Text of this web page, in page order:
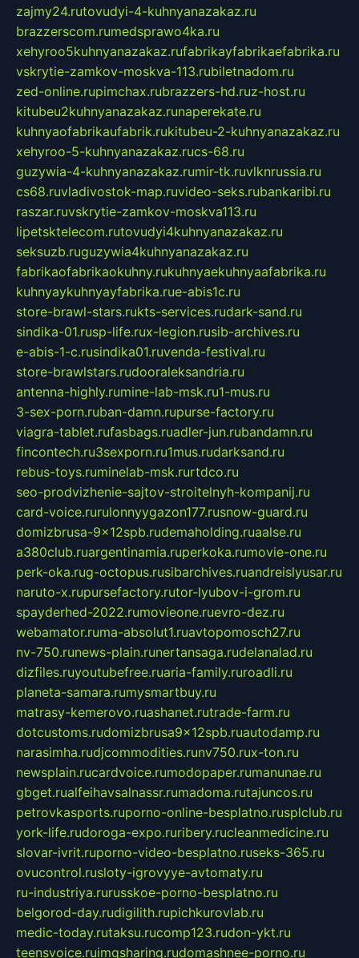
zajmy24.rutovudyi-4-kuhnyanazakaz.ru
brazzerscom.rumedsprawo4ka.ru
xehyroo5kuhnyanazakaz.rufabrikayfabrikaefabrika.ru
vskrytie-zamkov-moskva-113.rubiletnadom.ru
zed-online.rupimchax.rubrazzers-hd.ruz-host.ru
kitubeu2kuhnyanazakaz.runaperekate.ru
kuhnyaofabrikaufabrik.rukitubeu-2-kuhnyanazakaz.ru
xehyroo-5-kuhnyanazakaz.rucs-68.ru
guzywia-4-kuhnyanazakaz.rumir-tk.ruvlknrussia.ru
cs68.ruvladivostok-map.ruvideo-seks.rubankaribi.ru
raszar.ruvskrytie-zamkov-moskva113.ru
lipetsktelecom.rutovudyi4kuhnyanazakaz.ru
seksuzb.ruguzywia4kuhnyanazakaz.ru
fabrikaofabrikaokuhny.rukuhnyaekuhnyaafabrika.ru
kuhnyaykuhnyayfabrika.rue-abis1c.ru
store-brawl-stars.rukts-services.rudark-sand.ru
sindika-01.rusp-life.rux-legion.rusib-archives.ru
e-abis-1-c.rusindika01.ruvenda-festival.ru
store-brawlstars.rudooraleksandria.ru
antenna-highly.rumine-lab-msk.ru1-mus.ru
3-sex-porn.ruban-damn.rupurse-factory.ru
viagra-tablet.rufasbags.ruadler-jun.rubandamn.ru
fincontech.ru3sexporn.ru1mus.rudarksand.ru
rebus-toys.ruminelab-msk.rurtdco.ru
seo-prodvizhenie-sajtov-stroitelnyh-kompanij.ru
card-voice.rurulonnyygazon177.rusnow-guard.ru
domizbrusa-9x12spb.rudemaholding.ruaalse.ru
a380club.ruargentinamia.ruperkoka.rumovie-one.ru
perk-oka.rug-octopus.rusibarchives.ruandreislyusar.ru
naruto-x.rupursefactory.rutor-lyubov-i-grom.ru
spayderhed-2022.rumovieone.ruevro-dez.ru
webamator.ruma-absolut1.ruavtopomosch27.ru
nv-750.runews-plain.runertansaga.rudelanalad.ru
dizfiles.ruyoutubefree.ruaria-family.ruroadli.ru
planeta-samara.rumysmartbuy.ru
matrasy-kemerovo.ruashanet.rutrade-farm.ru
dotcustoms.rudomizbrusa9x12spb.ruautodamp.ru
narasimha.rudjcommodities.runv750.rux-ton.ru
newsplain.rucardvoice.rumodopaper.rumanunae.ru
gbget.rualfeihavsalnassr.rumadoma.rutajuncos.ru
petrovkasports.ruporno-online-besplatno.rusplclub.ru
york-life.rudoroga-expo.ruribery.rucleanmedicine.ru
slovar-ivrit.ruporno-video-besplatno.ruseks-365.ru
ovucontrol.rusloty-igrovyye-avtomaty.ru
ru-industriya.rurusskoe-porno-besplatno.ru
belgorod-day.rudigilith.rupichkurovlab.ru
medic-today.rutaksu.rucomp123.rudon-ykt.ru
teensvoice.ruimgsharing.rudomashnee-porno.ru